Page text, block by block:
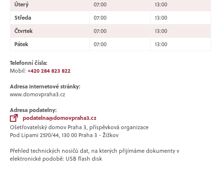
Úterý
07:00
13:00
Středa
07:00
13:00
Čtvrtek
07:00
13:00
Pátek
07:00 13:00
Telefonní čísla:
Mobil: +420 284 823 822
Adresa internetové stránky:
www.domovpraha3.cz
Adresa podatelny:
podatelna@domovpraha3.cz
Ošetřovatelský domov Praha 3, příspěvková organizace
Pod Lipami 2570/44, 130 00 Praha 3 - Žižkov
Přehled technických nosičů dat, na kterých přijímáme dokumenty v
elektronické podobě: USB flash disk